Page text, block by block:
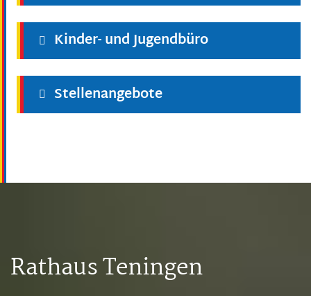
Kinder- und Jugendbüro
Stellenangebote
Rathaus Teningen